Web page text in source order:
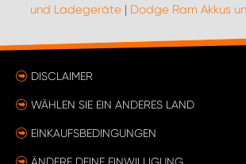
und Ladegeräte | Dodge Ram Akkus
DISCLAIMER
WÄHLEN SIE EIN ANDERES LAND
EINKAUFSBEDINGUNGEN
ÄNDERE DEINE EINWILLIGUNG